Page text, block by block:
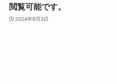
閲覧可能です。
2024年9月3日